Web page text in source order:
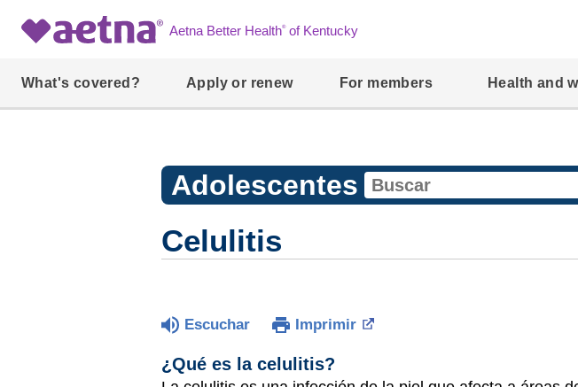
Aetna Better Health®of Kentucky
What's covered? Apply or renew For members Health and
Adolescentes
Celulitis
Escuchar Imprimir
¿Qué es la celulitis?